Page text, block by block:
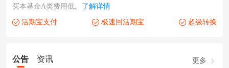
买本基金A类费用低。 了解详情
活期宝支付 极速回活期宝 超级转换
公告 资讯 更多